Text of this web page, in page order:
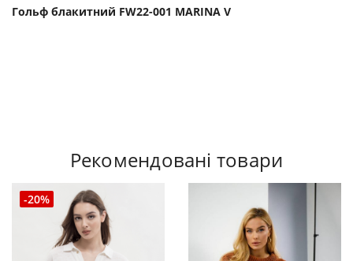
Гольф блакитний FW22-001 MARINA V
Рекомендовані товари
-20%